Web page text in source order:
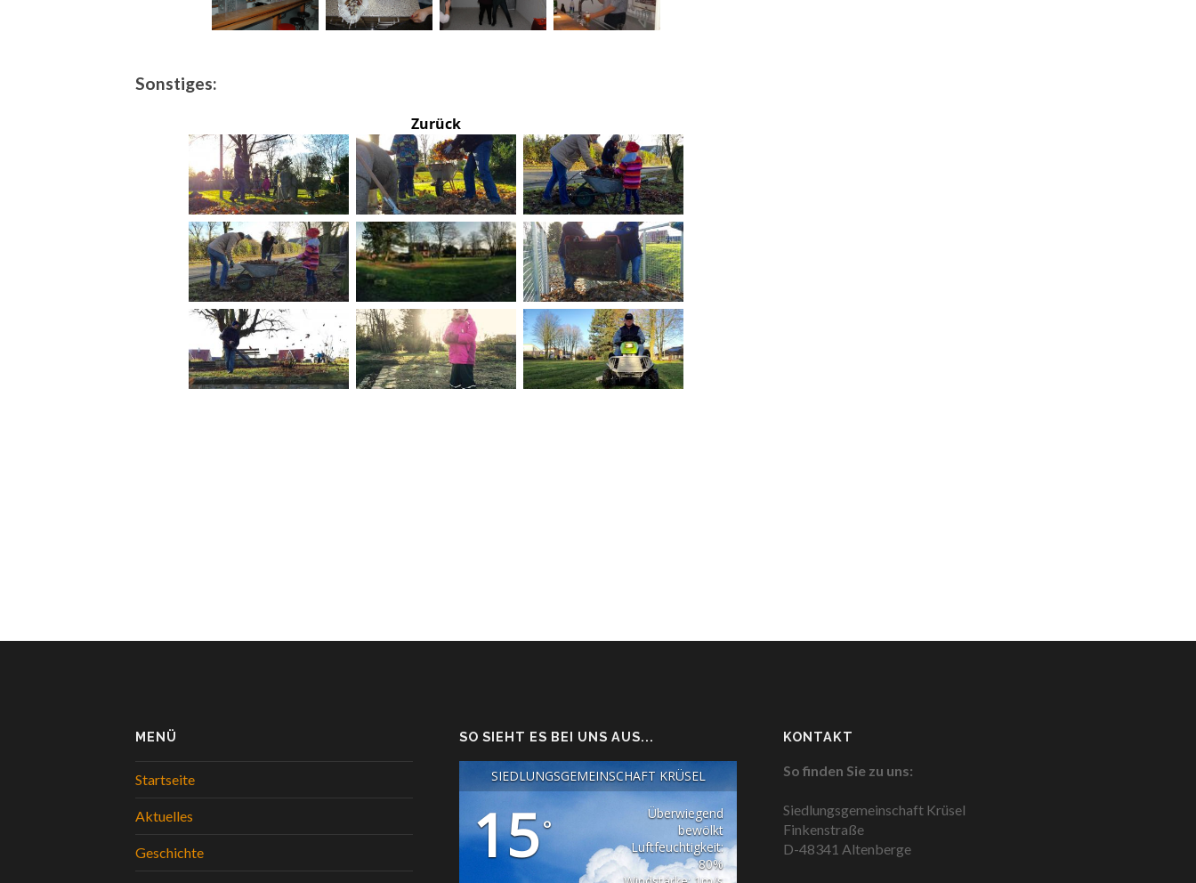
Sonstiges:
Zurück
MENÜ
Startseite
Aktuelles
Geschichte
SO SIEHT ES BEI UNS AUS...
SIEDLUNGSGEMEINSCHAFT KRÜSEL
15°
Überwiegend
bewölkt
Luftfeuchtigkeit:
80%
KONTAKT
So finden Sie zu uns:
Siedlungsgemeinschaft Krüsel
Finkenstraße
D-48341 Altenberge